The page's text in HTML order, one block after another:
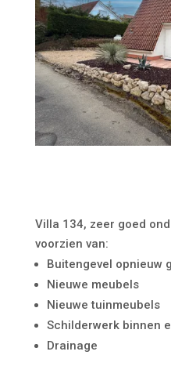
Villa 134, zeer goed
voorzien van:
Buitengevel opnieuw
Nieuwe meubels
Nieuwe tuinmeubels
Schilderwerk binnen
Drainage